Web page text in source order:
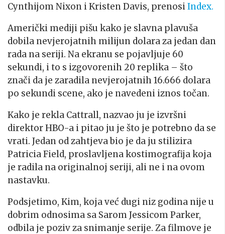
Cynthijom Nixon i Kristen Davis, prenosiIndex.
Američki mediji pišu kako je slavna plavuša
dobila nevjerojatnih milijun dolara za jedan dan
rada na seriji. Na ekranu se pojavljuje 60
sekundi, i to s izgovorenih 20 replika – što
znači da je zaradila nevjerojatnih 16.666 dolara
po sekundi scene, ako je navedeni iznos točan.
Kako je rekla Cattrall, nazvao ju je izvršni
direktor HBO-a i pitao ju je što je potrebno da se
vrati. Jedan od zahtjeva bio je da ju stilizira
Patricia Field, proslavljena kostimografija koja
je radila na originalnoj seriji, ali ne i na ovom
nastavku.
Podsjetimo, Kim, koja već dugi niz godina nije u
dobrim odnosima sa Sarom Jessicom Parker,
odbila je poziv za snimanje serije. Za filmove je